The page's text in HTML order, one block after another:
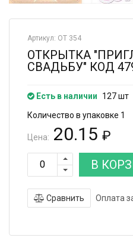
Артикул: ОТ 354
ОТКРЫТКА
СВАДЬБУ" КОД
Есть в наличии
127 шт
Количество в упаковке 1
Цена: 20.15 ₽
В
Сравнить Оплата